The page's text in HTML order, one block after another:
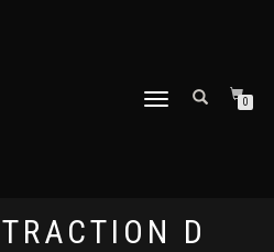
DÉPLIER
0
D